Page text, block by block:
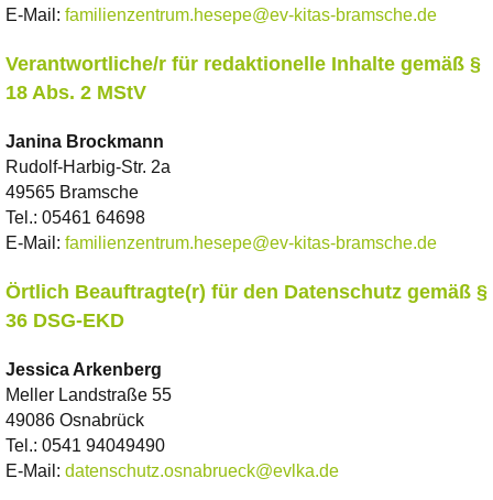
E-Mail: familienzentrum.hesepe@ev-kitas-bramsche.de
Verantwortliche/r für redaktionelle Inhalte gemäß §
18 Abs. 2 MStV
Janina Brockmann
Rudolf-Harbig-Str. 2a
49565 Bramsche
Tel.: 05461 64698
E-Mail: familienzentrum.hesepe@ev-kitas-bramsche.de
Örtlich Beauftragte(r) für den Datenschutz gemäß §
36 DSG-EKD
Jessica Arkenberg
Meller Landstraße 55
49086 Osnabrück
Tel.: 0541 94049490
E-Mail: datenschutz.osnabrueck@evlka.de